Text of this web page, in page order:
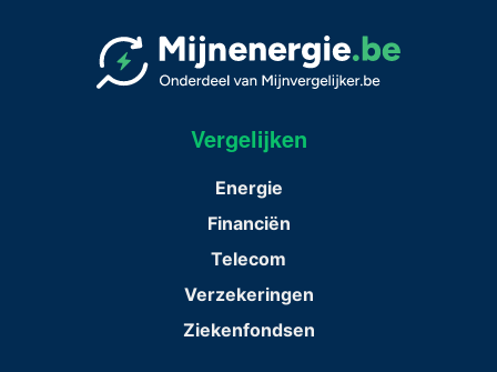
Vergelijken
Energie
Financiën
Telecom
Verzekeringen
Ziekenfondsen